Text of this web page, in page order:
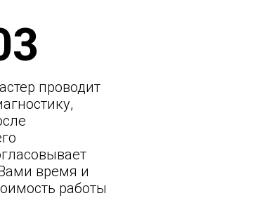
проводит
время и
работы